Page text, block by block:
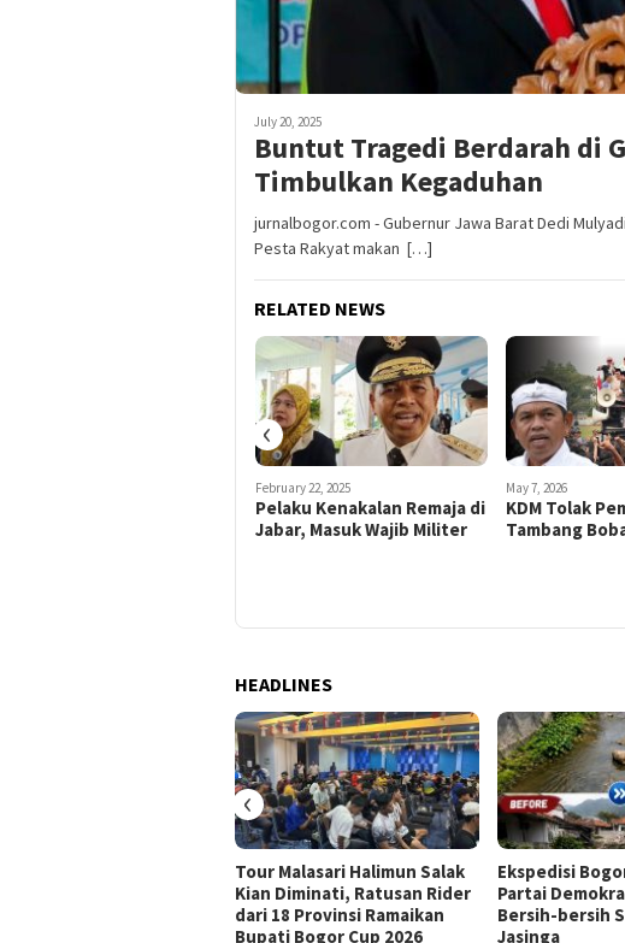
July 20, 2025
Buntut Tragedi Berdarah di
Timbulkan Kegaduhan
jurnalbogor.com - Gubernur Jawa Barat Dedi
Pesta Rakyat makan […]
RELATED NEWS
February 22, 2025
Pelaku Kenakalan Remaja di
Jabar, Masuk Wajib Militer
May 7, 2026
KDM Tolak
Tambang
‹
HEADLINES
Tour Malasari Halimun Salak
Kian Diminati, Ratusan Rider
dari 18 Provinsi Ramaikan
Bupati Bogor Cup 2026
Ekspedisi
Partai
Bersih-bersih
Jasinga
‹